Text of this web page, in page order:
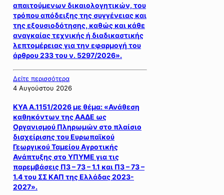
απαιτούμενων δικαιολογητικών, του
τρόπου απόδειξης της συγγένειας και
της εξουσιοδότησης, καθώς και κάθε
αναγκαίας τεχνικής ή διαδικαστικής
λεπτομέρειας για την εφαρμογή του
άρθρου 233 του ν. 5297/2026».
Δείτε περισσότερα
4 Αυγούστου 2026
ΚΥΑ Α.1151/2026 με θέμα: «Ανάθεση
καθηκόντων της ΑΑΔΕ ως
Οργανισμού Πληρωμών στο πλαίσιο
διαχείρισης του Ευρωπαϊκού
Γεωργικού Ταμείου Αγροτικής
Ανάπτυξης στο ΥΠΥΜΕ για τις
παρεμβάσεις Π3 – 73 – 1.1 και Π3 – 73 –
1.4 του ΣΣ ΚΑΠ της Ελλάδας 2023-
2027».